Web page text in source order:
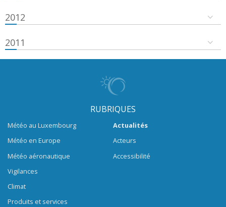
2012
2011
RUBRIQUES
Météo au Luxembourg
Météo en Europe
Météo aéronautique
Vigilances
Climat
Produits et services
Actualités
Acteurs
Accessibilité